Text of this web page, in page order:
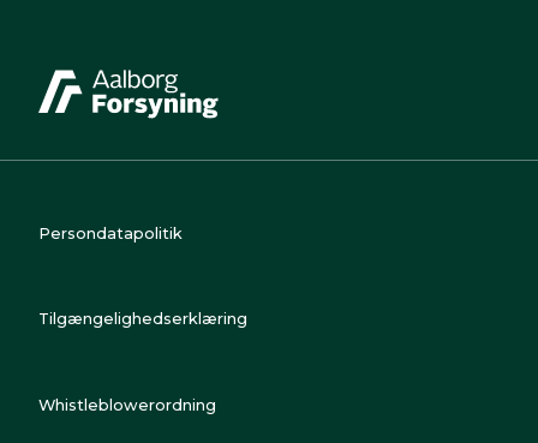
Persondatapolitik
Tilgængelighedserklæring
Whistleblowerordning